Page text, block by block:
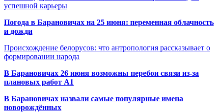
успешной карьеры
Погода в Барановичах на 25 июня: переменная облачность
и дожди
Происхождение белорусов: что антропология рассказывает о
формировании народа
В Барановичах 26 июня возможны перебои связи из-за
плановых работ A1
В Барановичах назвали самые популярные имена
новорождённых